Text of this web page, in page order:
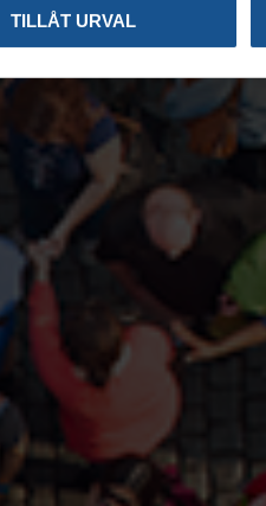
TILLÅT URVAL